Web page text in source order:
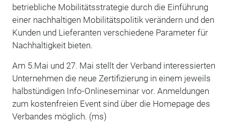
betriebliche Mobilitätsstrategie durch die Einführung
einer nachhaltigen Mobilitätspolitik verändern und den
Kunden und Lieferanten verschiedene Parameter für
Nachhaltigkeit bieten.
Am 5.Mai und 27. Mai stellt der Verband interessierten
Unternehmen die neue Zertifizierung in einem jeweils
halbstündigen Info-Onlineseminar vor. Anmeldungen
zum kostenfreien Event sind über die Homepage des
Verbandes möglich. (ms)